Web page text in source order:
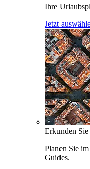
Ihre
Jetzt
Erkunden
Planen Sie
Guides.